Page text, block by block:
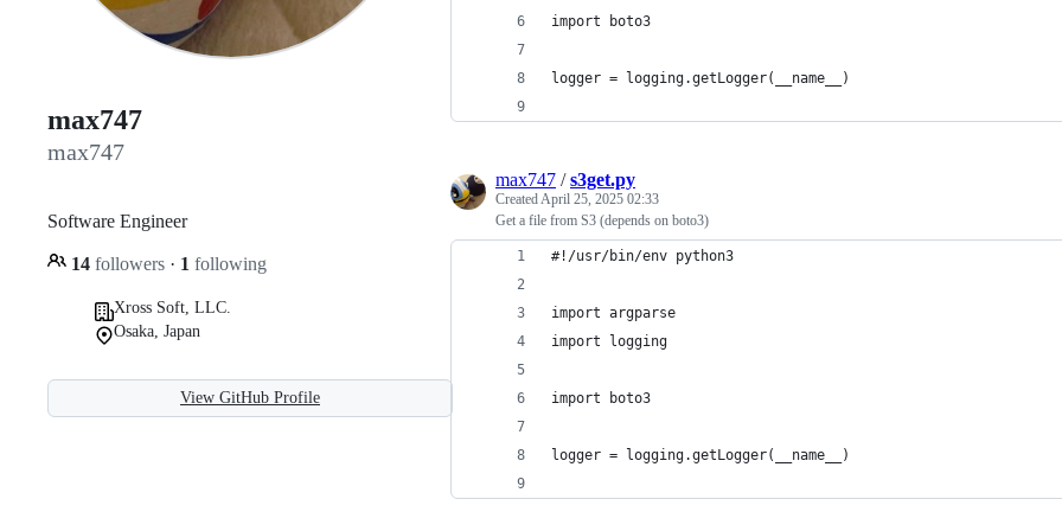
max747
max747
Software Engineer
14 followers · 1 following
Xross Soft, LLC.
Osaka, Japan
View GitHub Profile
import boto3
logger = logging.getLogger(__name__)
max747 /s3get.py
CreatedApril 25, 2025 02:33
Get a file from S3 (depends on boto3)
#!/usr/bin/env python3
import argparse
import logging
import boto3
logger = logging.getLogger(__name__)